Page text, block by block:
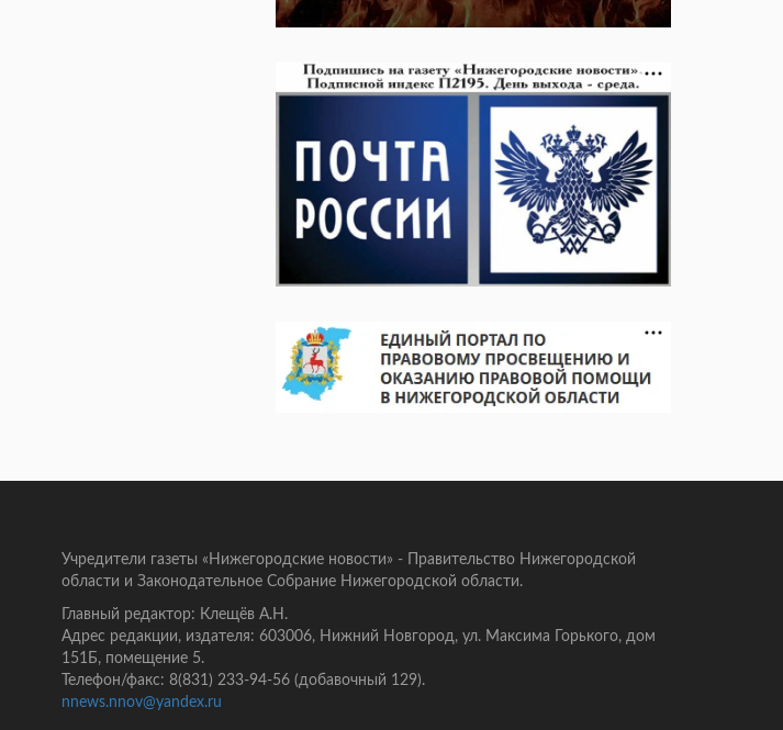
Учредители газеты «Нижегородские новости» - Правительство Нижегородской
области и Законодательное Собрание Нижегородской области.
Главный редактор: Клещёв А.Н.
Адрес редакции, издателя: 603006, Нижний Новгород, ул. Максима Горького, дом
151Б, помещение 5.
Телефон/факс: 8(831) 233-94-56 (добавочный 129).
nnews.nnov@yandex.ru